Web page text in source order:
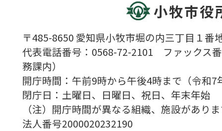
小牧市役
〒485-8650 愛知県小牧市堀の内三丁目１番
代表電話番号：0568-72-2101 ファックス
務課内）
開庁時間：午前9時から午後4時まで（令
閉庁日：土曜日、日曜日、祝日、年末年始
（注）開庁時間が異なる組織、施設があり
法人番号2000020232190